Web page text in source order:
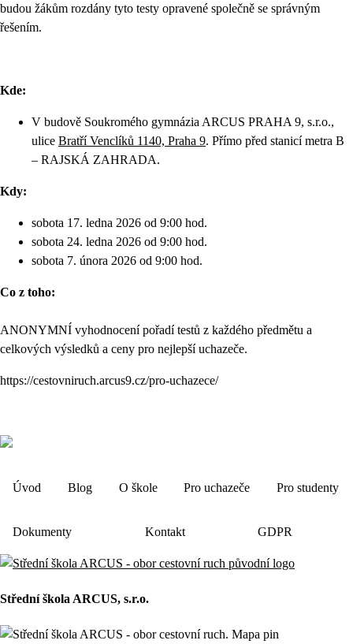
budou žákům rozdány tyto testy opravené společně se správným
řešením.
Kde:
V budově Soukromého gymnázia ARCUS PRAHA 9, s.r.o.,
ulice Bratří Venclíků 1140, Praha 9. Přímo před stanicí metra B
– RAJSKÁ ZAHRADA.
Kdy:
sobota 17. ledna 2026 od 9:00 hod.
sobota 24. ledna 2026 od 9:00 hod.
sobota 7. února 2026 od 9:00 hod.
Co z toho:
ANONYMNÍ vyhodnocení pořadí testů z každého předmětu a
celkových výsledků a ceny pro nejlepší uchazeče.
https://cestovniruch.arcus9.cz/pro-uchazece/
Úvod Blog O škole Pro uchazeče Pro studenty
Dokumenty Kontakt GDPR
Střední škola ARCUS, s.r.o.